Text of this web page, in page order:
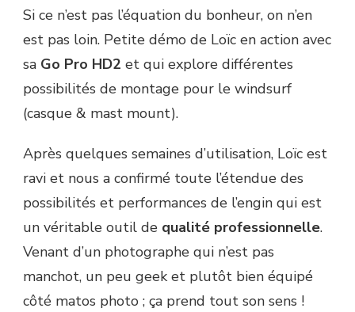
Si ce n’est pas l’équation du bonheur, on n’en
est pas loin. Petite démo de Loïc en action avec
sa Go Pro HD2 et qui explore différentes
possibilités de montage pour le windsurf
(casque & mast mount).
Après quelques semaines d’utilisation, Loïc est
ravi et nous a confirmé toute l’étendue des
possibilités et performances de l’engin qui est
un véritable outil de qualité professionnelle.
Venant d’un photographe qui n’est pas
manchot, un peu geek et plutôt bien équipé
côté matos photo ; ça prend tout son sens !